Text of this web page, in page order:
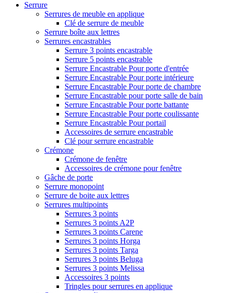
Serrure
Serrures de meuble en applique
Clé de serrure de meuble
Serrure boîte aux lettres
Serrures encastrables
Serrure 3 points encastrable
Serrure 5 points encastrable
Serrure Encastrable Pour porte d'entrée
Serrure Encastrable Pour porte intérieure
Serrure Encastrable Pour porte de chambre
Serrure Encastrable pour porte salle de bain
Serrure Encastrable Pour porte battante
Serrure Encastrable Pour porte coulissante
Serrure Encastrable Pour portail
Accessoires de serrure encastrable
Clé pour serrure encastrable
Crémone
Crémone de fenêtre
Accessoires de crémone pour fenêtre
Gâche de porte
Serrure monopoint
Serrure de boite aux lettres
Serrures multipoints
Serrures 3 points
Serrures 3 points A2P
Serrures 3 points Carene
Serrures 3 points Horga
Serrures 3 points Targa
Serrures 3 points Beluga
Serrures 3 points Melissa
Accessoires 3 points
Tringles pour serrures en applique